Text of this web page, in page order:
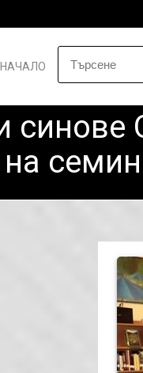
НАЧАЛО
синове